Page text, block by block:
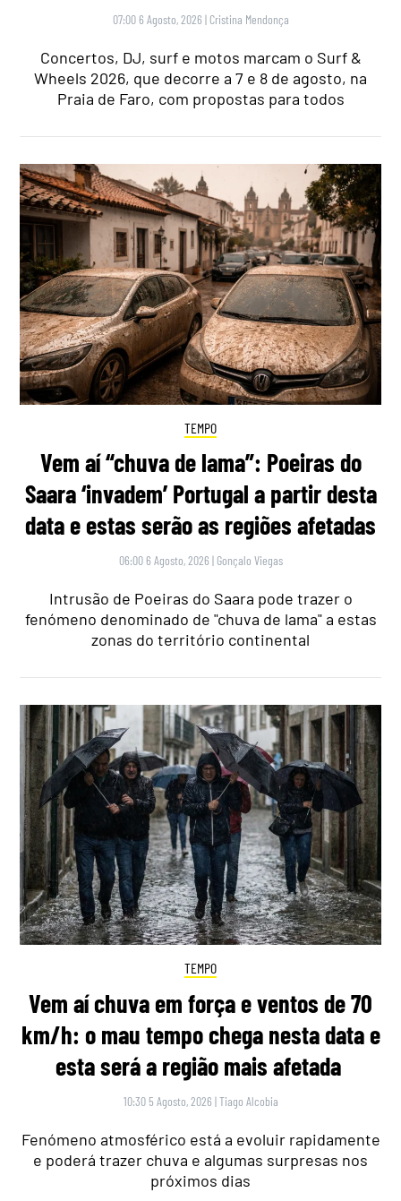
07:00 6 Agosto, 2026 | Cristina Mendonça
Concertos, DJ, surf e motos marcam o Surf &
Wheels 2026, que decorre a 7 e 8 de agosto, na
Praia de Faro, com propostas para todos
TEMPO
Vem aí “chuva de lama”: Poeiras do
Saara ‘invadem’ Portugal a partir desta
data e estas serão as regiões afetadas
06:00 6 Agosto, 2026 | Gonçalo Viegas
Intrusão de Poeiras do Saara pode trazer o
fenómeno denominado de "chuva de lama" a estas
zonas do território continental
TEMPO
Vem aí chuva em força e ventos de 70
km/h: o mau tempo chega nesta data e
esta será a região mais afetada
10:30 5 Agosto, 2026 |Tiago Alcobia
Fenómeno atmosférico está a evoluir rapidamente
e poderá trazer chuva e algumas surpresas nos
próximos dias